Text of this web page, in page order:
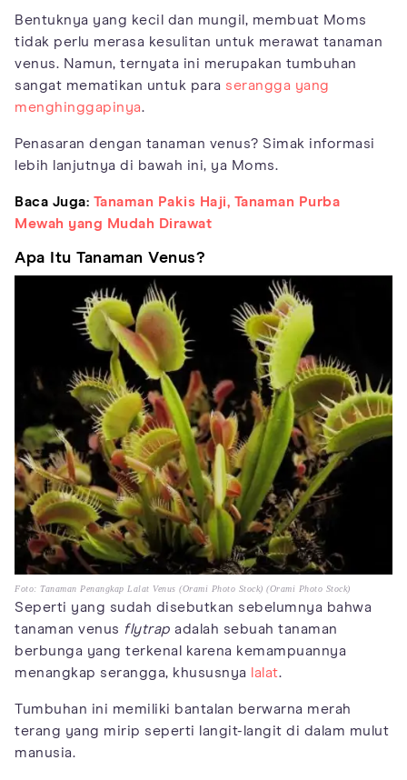
Bentuknya yang kecil dan mungil, membuat Moms
tidak perlu merasa kesulitan untuk merawat tanaman
venus. Namun, ternyata ini merupakan tumbuhan
sangat mematikan untuk para serangga yang
menghinggapinya.
Penasaran dengan tanaman venus? Simak informasi
lebih lanjutnya di bawah ini, ya Moms.
Baca Juga: Tanaman Pakis Haji, Tanaman Purba
Mewah yang Mudah Dirawat
Apa Itu Tanaman Venus?
Foto: Tanaman Penangkap Lalat Venus (Orami Photo Stock) (Orami Photo Stock)
Seperti yang sudah disebutkan sebelumnya bahwa
tanaman venus flytrap adalah sebuah tanaman
berbunga yang terkenal karena kemampuannya
menangkap serangga, khususnya
lalat.
Tumbuhan ini memiliki bantalan berwarna merah
terang yang mirip seperti langit-langit di dalam mulut
manusia.